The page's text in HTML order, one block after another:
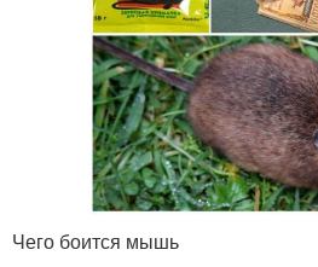
Чего боится мышь